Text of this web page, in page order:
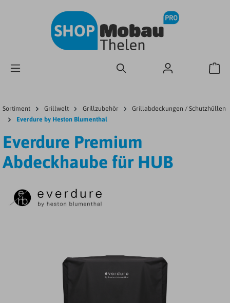
Sortiment Grillwelt Grillzubehör
Grillabdeckungen / Schutzhüllen
Everdure by Heston Blumenthal
Everdure Premium
Abdeckhaube für HUB